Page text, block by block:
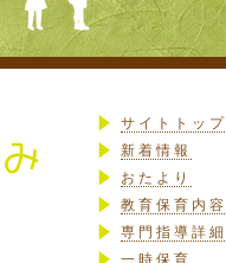
サイトトップ
新着情報
おたより
教育保育内
専門指導詳細
一時保育